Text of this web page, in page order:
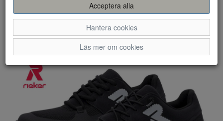
Acceptera alla
Hantera cookies
Läs mer om cookies